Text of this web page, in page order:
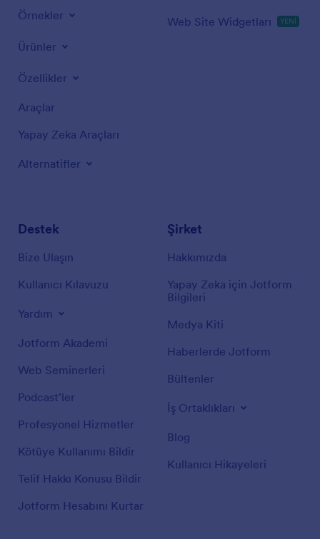
Örnekler
Ürünler
Özellikler
Araçlar
Yapay Zeka Araçları
Alternatifler
Web Site Widgetları YENİ
Destek
Bize Ulaşın
Kullanıcı Kılavuzu
Yardım
Jotform Akademi
Web Seminerleri
Podcast'ler
Profesyonel Hizmetler
Kötüye Kullanımı Bildir
Telif Hakkı Konusu Bildir
Jotform Hesabını Kurtar
Şirket
Hakkımızda
Yapay Zeka için Jotform
Bilgileri
Medya Kiti
Haberlerde Jotform
Bültenler
İş Ortaklıkları
Blog
Kullanıcı Hikayeleri